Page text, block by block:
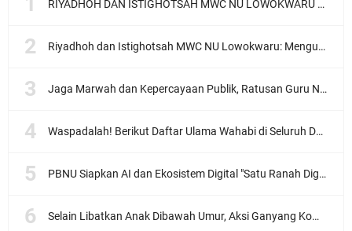
RIYADHOH DAN ISTIGHOTSAH MWC NU LOWOKWARU Menyambut Muktamar NU ke-35, Meneguhkan Sanad Laku Para Muassis
Riyadhoh dan Istighotsah MWC NU Lowokwaru: Menguatkan Doa, Menjalin Ukhuwah Menyambut Muktamar NU ke-35
Jaga Marwah dan Kepercayaan Publik, Ratusan Guru Ngaji Kota Malang Serukan Deklarasi Ramah Anak
Waspadalah! Berikut Daftar Ulama Wahabi di Seluruh Dunia dan Karya-karyanya
PBNU Siapkan AI dan Ekosistem Digital "Satu Ranah Digital untuk Ulama", Siap Diluncurkan dalam Waktu Dekat!
Selain Libatkan Anak Dibawah Umur, Aksi Ganyang Komunis Jadi Sorotan Karena Ada Narasi Halal Sembelih Orang